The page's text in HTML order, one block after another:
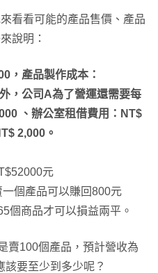
看看可能的產品售價、產品
說明：
，產品製作成本：
，公司A為了營運還需要每
、辦公室租借費用：NT$
2,000。
元
個產品可以賺回800元
個商品才可以損益兩平。
賣100個產品，預計營收為
要至少到多少呢？